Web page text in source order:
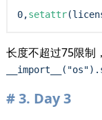
0,setattr(
长度不超过75限制
3. Day 3